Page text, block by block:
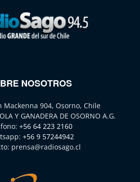
NOSOTROS
Mackenna 904, Osorno, Chile
Y GANADERA DE OSORNO A.G.
+56 64 223 2160
+56 9 57244942
prensa@radiosago.cl